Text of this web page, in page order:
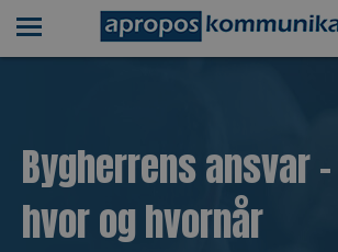
Bygherrens ansvar
hvor og hvornår